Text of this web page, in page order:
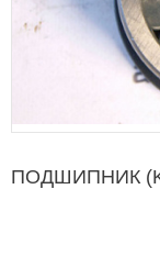
ПОДШИПНИК